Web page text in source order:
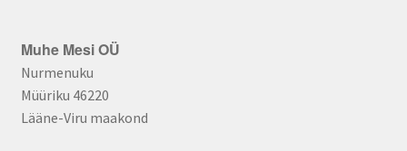
Muhe Mesi OÜ
Nurmenuku
Müüriku 46220
Lääne-Viru maakond